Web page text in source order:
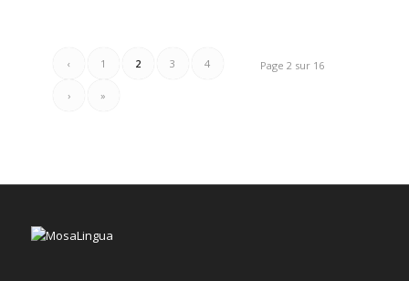
Page 2 sur 16
‹ 1 2 3 4
› »